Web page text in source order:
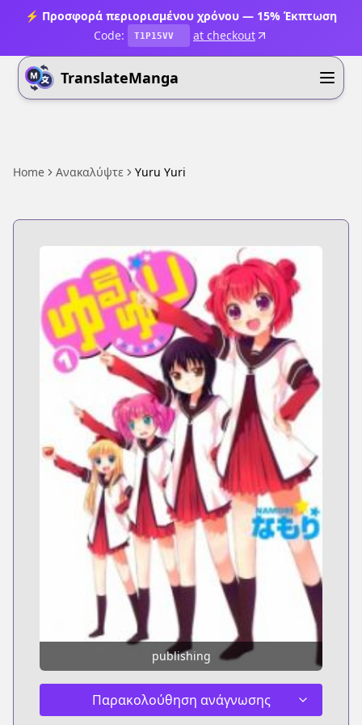
⚡ Προσφορά περιορισμένου χρόνου — 15% Έκπτωση
Code:
T1P15VV at checkout
TranslateManga
Home Ανακαλύψτε Yuru Yuri
publishing
Παρακολούθηση ανάγνωσης